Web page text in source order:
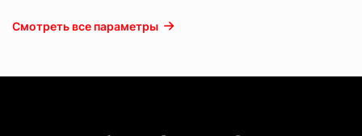
Смотреть все параметры